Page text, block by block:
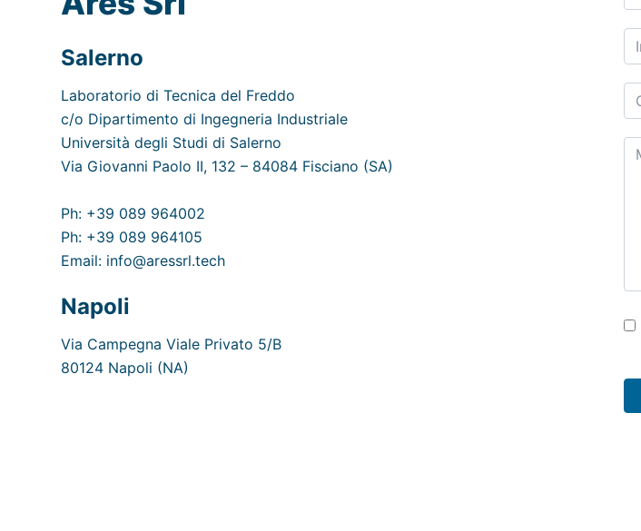
Salerno
Laboratorio di Tecnica del Freddo
c/o Dipartimento di Ingegneria Industriale
Università degli Studi di Salerno
Via Giovanni Paolo II, 132 – 84084 Fisciano (SA)
Ph: +39 089 964002
Ph: +39 089 964105
Email: info@aressrl.tech
Napoli
Via Campegna Viale Privato 5/B
80124 Napoli (NA)